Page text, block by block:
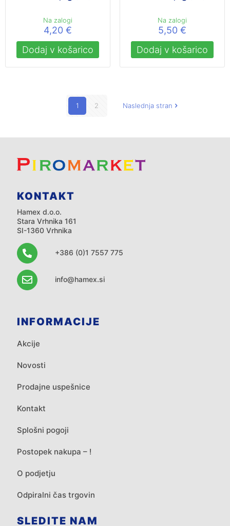
Na zalogi
4,20€
Dodaj v košarico
Na zalogi
5,50 €
Dodaj v košarico
1 2 Naslednja stran
KONTAKT
Hamex d.o.o.
Stara Vrhnika 161
SI-1360 Vrhnika
+386 (0)1 7557 775
info@hamex.si
INFORMACIJE
Akcije
Novosti
Prodajne uspešnice
Kontakt
Splošni pogoji
Postopek nakupa – !
O podjetju
Odpiralni čas trgovin
SLEDITE NAM